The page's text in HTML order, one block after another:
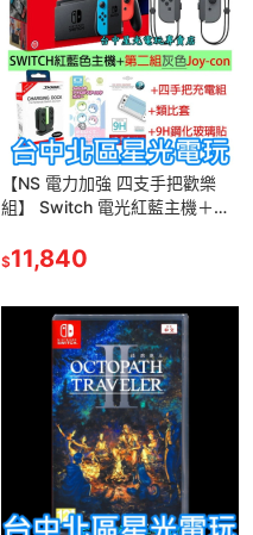
【NS 電力加強 四支手把歡樂
組】 Switch 電光紅藍主機＋第
【台灣公司貨】台中星光電玩
$11,840